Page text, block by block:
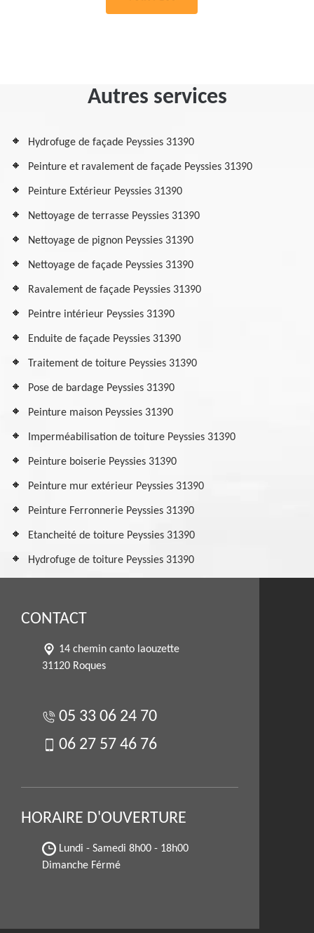
Autres services
Hydrofuge de façade Peyssies 31390
Peinture et ravalement de façade Peyssies 31390
Peinture Extérieur Peyssies 31390
Nettoyage de terrasse Peyssies 31390
Nettoyage de pignon Peyssies 31390
Nettoyage de façade Peyssies 31390
Ravalement de façade Peyssies 31390
Peintre intérieur Peyssies 31390
Enduite de façade Peyssies 31390
Traitement de toiture Peyssies 31390
Pose de bardage Peyssies 31390
Peinture maison Peyssies 31390
Imperméabilisation de toiture Peyssies 31390
Peinture boiserie Peyssies 31390
Peinture mur extérieur Peyssies 31390
Peinture Ferronnerie Peyssies 31390
Etancheité de toiture Peyssies 31390
Hydrofuge de toiture Peyssies 31390
CONTACT
14 chemin canto laouzette
31120 Roques
05 33 06 24 70
06 27 57 46 76
HORAIRE D'OUVERTURE
Lundi - Samedi 8h00 - 18h00
Dimanche Férmé